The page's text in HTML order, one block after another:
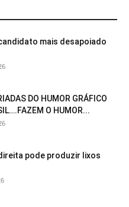
mais desapoiado
DO HUMOR GRÁFICO
O HUMOR...
pode produzir lixos